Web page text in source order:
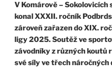
V Komárově – Sokolovicích
konal XXXII. ročník
zároveň zařazen do XIX.
ligy 2025. Soutěž ve
závodníky z různých koutů
své síly ve třech náročných